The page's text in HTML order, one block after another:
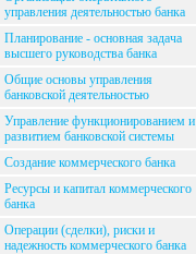
управления деятельностью банка
Планирование - основная задача
высшего руководства банка
Общие основы управления
банковской деятельностью
Управление функционированием и
развитием банковской системы
Создание коммерческого банка
Ресурсы и капитал коммерческого
банка
Операции (сделки), риски и
надежность коммерческого банка